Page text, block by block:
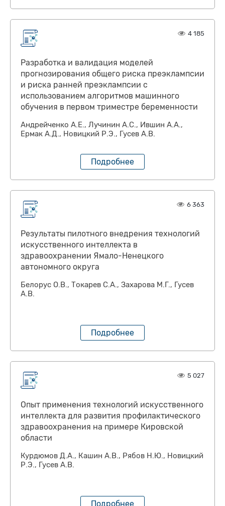
4 185
Разработка и валидация моделей
прогнозирования общего риска преэклампсии
и риска ранней преэклампсии с
использованием алгоритмов машинного
обучения в первом триместре беременности
Андрейченко А.Е., Лучинин А.С., Ившин А.А.,
Ермак А.Д., Новицкий Р.Э., Гусев А.В.
Подробнее
6 363
Результаты пилотного внедрения технологий
искусственного интеллекта в
здравоохранении Ямало-Ненецкого
автономного округа
Белорус О.В., Токарев С.А., Захарова М.Г., Гусев
А.В.
Подробнее
5 027
Опыт применения технологий искусственного
интеллекта для развития профилактического
здравоохранения на примере Кировской
области
Курдюмов Д.А., Кашин А.В., Рябов Н.Ю., Новицкий
Р.Э., Гусев А.В.
Подробнее